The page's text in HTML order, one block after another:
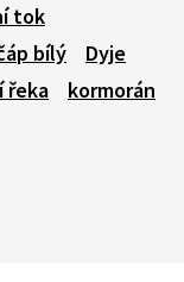
tok
bílý
Dyje
řeka kormorán